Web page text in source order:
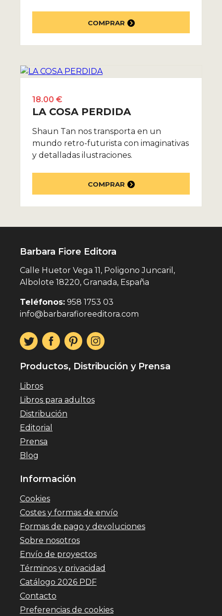
COMPRAR
18.00 €
LA COSA PERDIDA
Shaun Tan nos transporta en un
mundo retro-futurista con imaginativas
y detalladas ilustraciones.
COMPRAR
Barbara Fiore Editora
Calle Huetor Vega 11, Poligono Juncaril,
Albolote 18220, Granada, España
Teléfonos: 958 1753 03
info@barbarafioreeditora.com
Productos, Distribución y Prensa
Libros
Libros para adultos
Distribución
Editorial
Prensa
Blog
Información
Cookies
Costes y formas de envío
Formas de pago y devoluciones
Sobre nosotros
Envío de proyectos
Términos y privacidad
Catálogo 2026 PDF
Contacto
Preferencias de cookies